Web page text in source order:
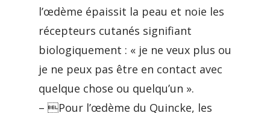
l’œdème épaissit la peau et noie les
récepteurs cutanés signifiant
biologiquement : « je ne veux plus ou
je ne peux pas être en contact avec
quelque chose ou quelqu’un ».
– Pour l’œdème du Quincke, les